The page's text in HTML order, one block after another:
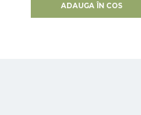
ADAUGA ÎN COS